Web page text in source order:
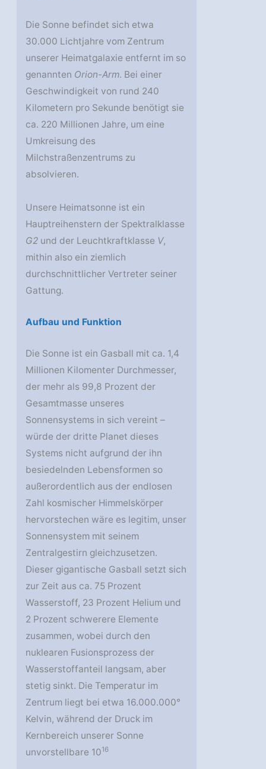
Die Sonne befindet sich etwa
30.000 Lichtjahre vom Zentrum
unserer Heimatgalaxie entfernt im so
genannten Orion-Arm. Bei einer
Geschwindigkeit von rund 240
Kilometern pro Sekunde benötigt sie
ca. 220 Millionen Jahre, um eine
Umkreisung des
Milchstraßenzentrums zu
absolvieren.
Unsere Heimatsonne ist ein
Hauptreihenstern der Spektralklasse
G2 und der Leuchtkraftklasse V,
mithin also ein ziemlich
durchschnittlicher Vertreter seiner
Gattung.
Aufbau und Funktion
Die Sonne ist ein Gasball mit ca. 1,4
Millionen Kilomenter Durchmesser,
der mehr als 99,8 Prozent der
Gesamtmasse unseres
Sonnensystems in sich vereint –
würde der dritte Planet dieses
Systems nicht aufgrund der ihn
besiedelnden Lebensformen so
außerordentlich aus der endlosen
Zahl kosmischer Himmelskörper
hervorstechen wäre es legitim, unser
Sonnensystem mit seinem
Zentralgestirn gleichzusetzen.
Dieser gigantische Gasball setzt sich
zur Zeit aus ca. 75 Prozent
Wasserstoff, 23 Prozent Helium und
2 Prozent schwerere Elemente
zusammen, wobei durch den
nuklearen Fusionsprozess der
Wasserstoffanteil langsam, aber
stetig sinkt. Die Temperatur im
Zentrum liegt bei etwa 16.000.000°
Kelvin, während der Druck im
Kernbereich unserer Sonne
unvorstellbare 1016